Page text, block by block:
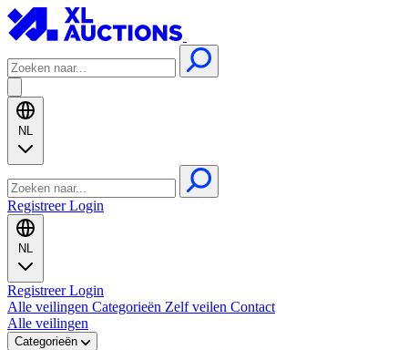
NL
RegistreerLogin
NL
RegistreerLogin
Alle veilingen Categorieën Zelf veilen Contact
Alle veilingen
Categorieën